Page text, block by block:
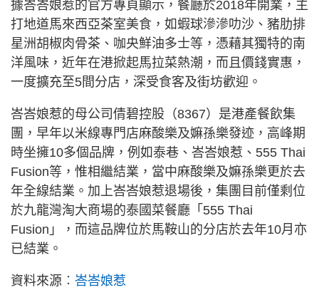
據峇峇娘惹的官方專頁顯示，餐廳於2018年開業，主
打地道馬來西亞茶室美食，如蝦球滲滲叻沙、豬肋排
星洲胡椒肉骨茶、咖央鮮油多士等，憑藉其獨特的南
洋風味，近年在港掀起馬拉菜熱潮，而且價錢實惠，
一度擴充至5間分店，深受食客及街坊歡迎。
峇峇娘惹的母公司倩碧控股（8367）是港產餐飲集
團，早年以米線專門店麻酸樂及嫲孫樂發迹，高峰期
時坐擁10多個品牌，例如泰巷、峇峇娘惹、555 Thai
Fusion等，惟相繼結業，當中麻酸樂及嫲孫樂更於去
年全線結業。加上峇峇娘惹退場後，集團目前僅剩位
於九龍灣淘大商場的泰國菜餐廳「555 Thai
Fusion」，而這品牌位於馬鞍山的分店於去年10月亦
已結業。
資料來源︰ 峇峇娘惹